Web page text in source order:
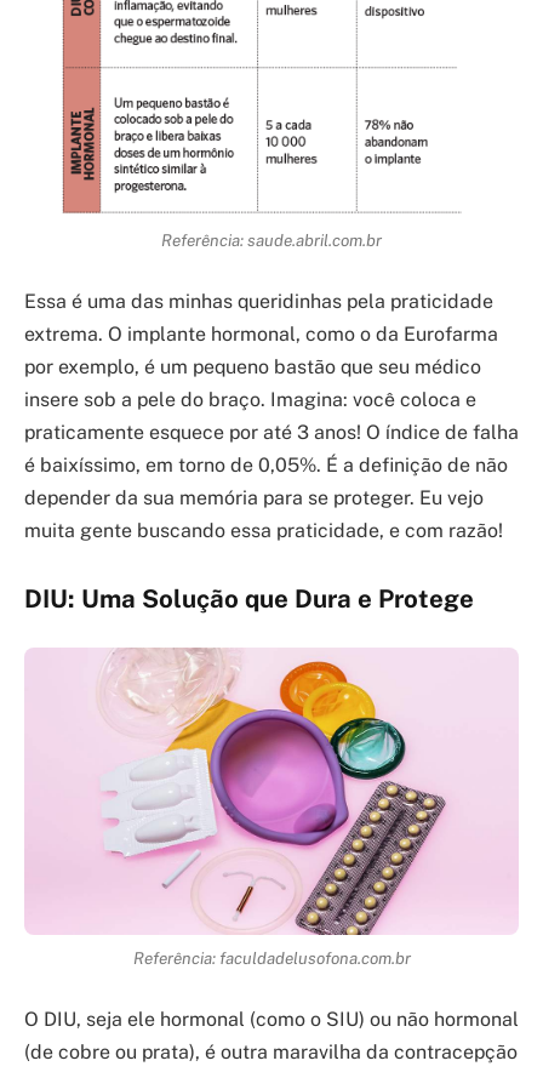
Referência: saude.abril.com.br
Essa é uma das minhas queridinhas pela praticidade
extrema. O implante hormonal, como o da Eurofarma
por exemplo, é um pequeno bastão que seu médico
insere sob a pele do braço. Imagina: você coloca e
praticamente esquece por até 3 anos! O índice de falha
é baixíssimo, em torno de 0,05%. É a definição de não
depender da sua memória para se proteger. Eu vejo
muita gente buscando essa praticidade, e com razão!
DIU: Uma Solução que Dura e Protege
Referência: faculdadelusofona.com.br
O DIU, seja ele hormonal (como o SIU) ou não hormonal
(de cobre ou prata), é outra maravilha da contracepção